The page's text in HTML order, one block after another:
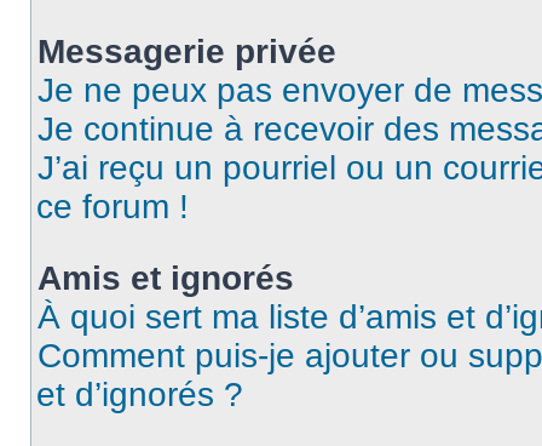
Messagerie privée
Je ne peux pas envoyer de
Je continue à recevoir des
J’ai reçu un pourriel ou un
ce forum !
Amis et ignorés
À quoi sert ma liste d’amis et
Comment puis-je ajouter ou
et d’ignorés ?